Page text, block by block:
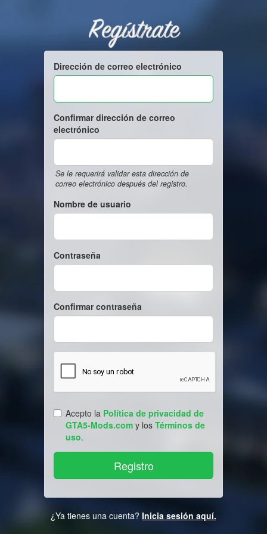
Regístrate
Dirección de correo electrónico
Confirmar dirección de correo
electrónico
Se le requerirá validar esta dirección de
correo electrónico después del registro.
Nombre de usuario
Contraseña
Confirmar contraseña
Acepto la Política de privacidad de
GTA5-Mods.com y los Términos de
uso.
¿Ya tienes una cuenta? Inicia sesión aquí.